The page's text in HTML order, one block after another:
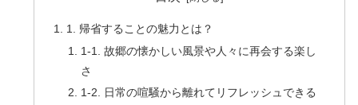
1. 帰省することの魅力とは？
1-1. 故郷の懐かしい風景や人々に再会する楽し
さ
1-2. 日常の喧騒から離れてリフレッシュできる